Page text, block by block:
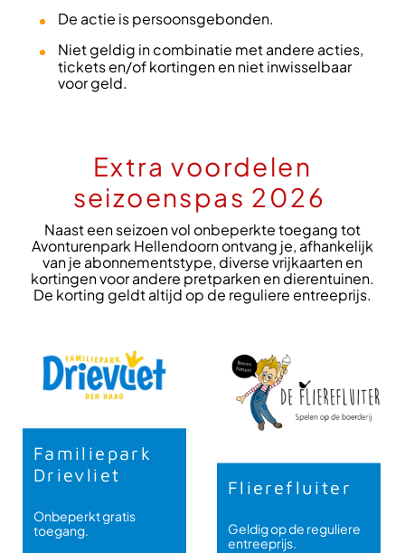
De actie is persoonsgebonden.
Niet geldig in combinatie met andere acties,
tickets en/of kortingen en niet inwisselbaar
voor geld.
Extra voordelen
seizoenspas 2026
Naast een seizoen vol onbeperkte toegang tot
Avonturenpark Hellendoorn ontvang je, afhankelijk
van je abonnementstype, diverse vrijkaarten en
kortingen voor andere pretparken en dierentuinen.
De korting geldt altijd op de reguliere entreeprijs.
Familiepark
Drievliet
Onbeperkt gratis
toegang.
Flierefluiter
Geldig op de reguliere
entreeprijs.